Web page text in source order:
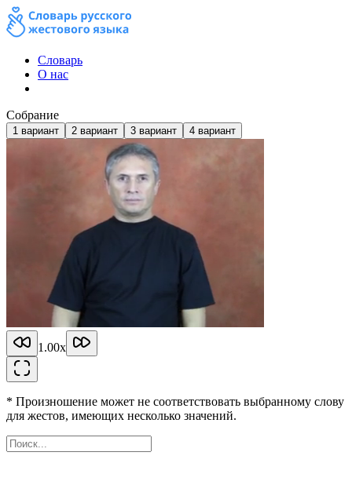
Словарь
О нас
Собрание
1 вариант 2 вариант 3 вариант 4 вариант
1.00x
* Произношение может не соответствовать выбранному слову
для жестов, имеющих несколько значений.